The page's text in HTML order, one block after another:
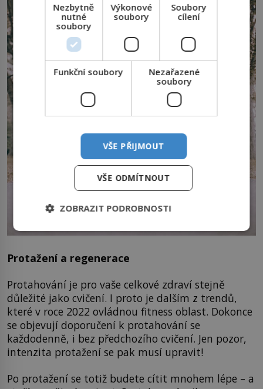
Protažení a regenerace
Protahování je pro vaše celkové zdraví stejně
důležité jako cvičení. I proto je dalším z trendů,
které v roce 2022 ovládnou fitness oblast. Dokonce
se objevují doporučení k protahování se
každodenně, i bez předchozího cvičení. Jen pozor,
intenzita protažení se pak musí upravit!
Po protažení se totiž budete cítit mnohem lépe – a
Nezbytně
nutné
soubory
Výkonové
soubory
Soubory
cílení
Funkční soubory
Nezařazené
soubory
VŠE PŘIJMOUT
VŠE ODMÍTNOUT
ZOBRAZIT PODROBNOSTI